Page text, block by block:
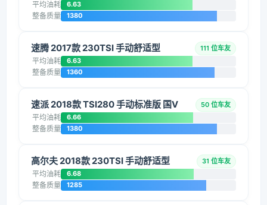
平均油耗 6.63
整备质量 1380
速腾 2017款 230TSI 手动舒适型 111 位车友
平均油耗 6.63
整备质量 1360
速派 2018款 TSI280 手动标准版 国V 50 位车友
平均油耗 6.66
整备质量 1380
高尔夫 2018款 230TSI 手动舒适型 31 位车友
平均油耗 6.68
整备质量 1285